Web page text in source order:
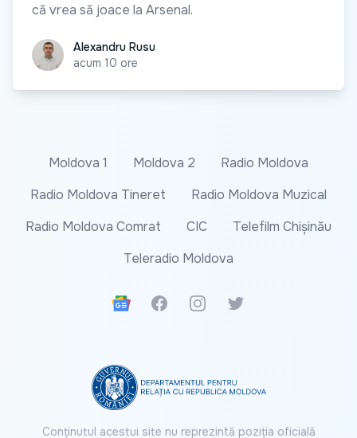
că vrea să joace la Arsenal.
Alexandru Rusu
Alexandru Rusu
acum 10 ore
Moldova 1 Moldova 2
Radio Moldova
Radio Moldova Tineret
Radio Moldova Muzical
Radio Moldova Comrat
CIC
Telefilm Chișinău
Teleradio Moldova
Google News
FacebookInstagramTwitter
Conținutul acestui site nu reprezintă poziția oficială